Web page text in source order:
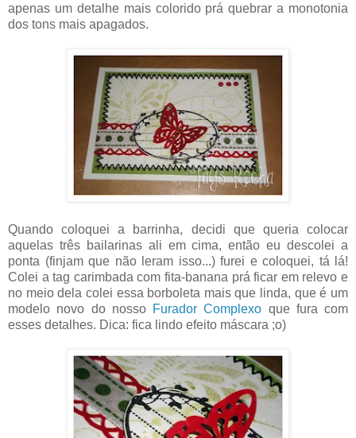
apenas um detalhe mais colorido prá quebrar a monotonia
dos tons mais apagados.
Quando coloquei a barrinha, decidi que queria colocar
aquelas três bailarinas ali em cima, então eu descolei a
ponta (finjam que não leram isso...) furei e coloquei, tá lá!
Colei a tag carimbada com fita-banana prá ficar em relevo e
no meio dela colei essa borboleta mais que linda, que é um
modelo novo do nosso Furador Complexo que fura com
esses detalhes. Dica: fica lindo efeito máscara ;o)